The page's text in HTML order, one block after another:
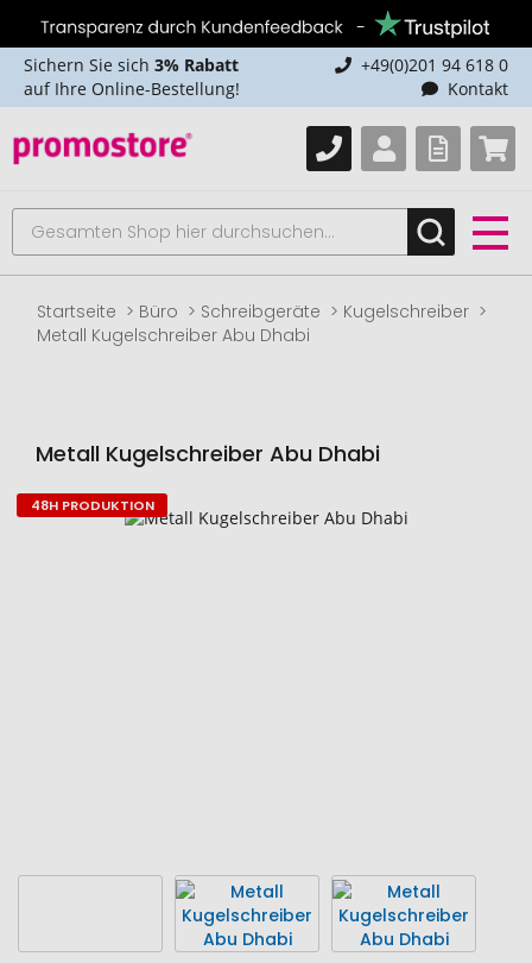
Sichern Sie sich 3% Rabatt
auf Ihre Online-Bestellung!
+49(0)201 94 618 0
Kontakt
Startseite Büro Schreibgeräte
Kugelschreiber
Metall Kugelschreiber Abu Dhabi
Metall Kugelschreiber Abu Dhabi
Zum
48H PRODUKTION